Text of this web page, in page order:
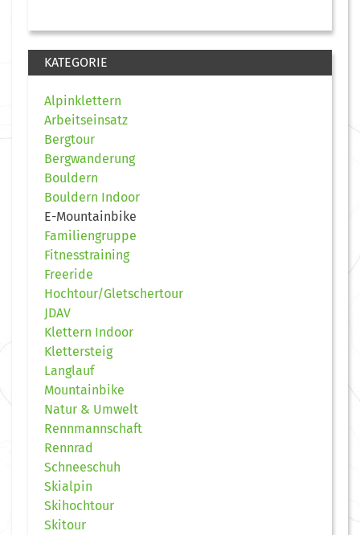
KATEGORIE
Alpinklettern
Arbeitseinsatz
Bergtour
Bergwanderung
Bouldern
Bouldern Indoor
E-Mountainbike
Familiengruppe
Fitnesstraining
Freeride
Hochtour/Gletschertour
JDAV
Klettern Indoor
Klettersteig
Langlauf
Mountainbike
Natur & Umwelt
Rennmannschaft
Rennrad
Schneeschuh
Skialpin
Skihochtour
Skitour